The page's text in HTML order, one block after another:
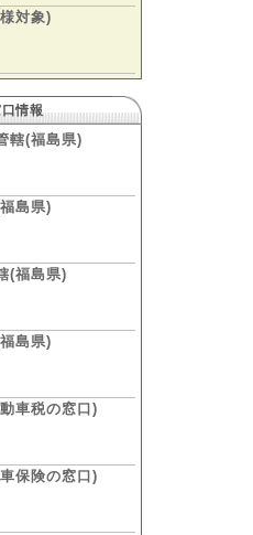
対象)
情報
轄(福島県)
島県)
(福島県)
島県)
車税の窓口)
保険の窓口)